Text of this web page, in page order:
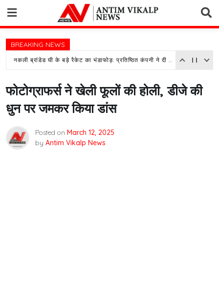
content
BREAKING NEWS
नकली ब्रांडेड घी के बड़े रैकेट का भंडाफोड़: प्रतिष्ठित कंपनी ने दी तहरीर, पुलिस जांच में जुटी
फोटोग्राफर्स ने खेली फूलों की होली, डीजे की
धुन पर जमकर किया डांस
Posted on March 12, 2025
by Antim Vikalp News